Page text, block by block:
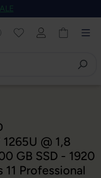
@ 1,8
GB SSD - 1920
Professional